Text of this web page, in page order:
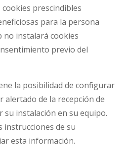
prescindibles
para la persona
no instalará cookies
previo del
la posibilidad de configurar
alertado de la recepción de
su instalación en su equipo.
instrucciones de su
esta información.